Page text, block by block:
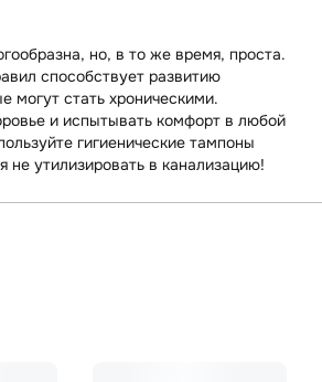
но, в то же время, проста.
способствует развитию
могут стать хроническими.
и испытывать комфорт в любой
гигиенические тампоны
не утилизировать в канализацию!